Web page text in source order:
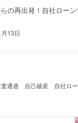
の再出発！自社ロー
13日
通過 自己破産 自社ロ